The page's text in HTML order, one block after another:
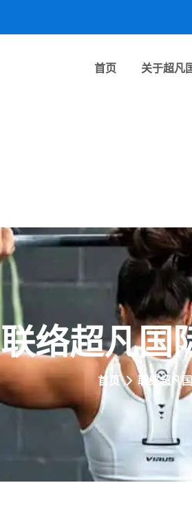
首页 关于超凡
联络超凡国
首页 联络超凡